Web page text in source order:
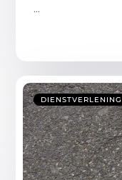
...
DIENSTVERLENING